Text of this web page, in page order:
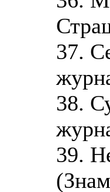
37.
38.
39.